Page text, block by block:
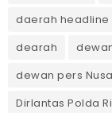
daerah headline
dearah
dewan pers
Dirlantas Polda